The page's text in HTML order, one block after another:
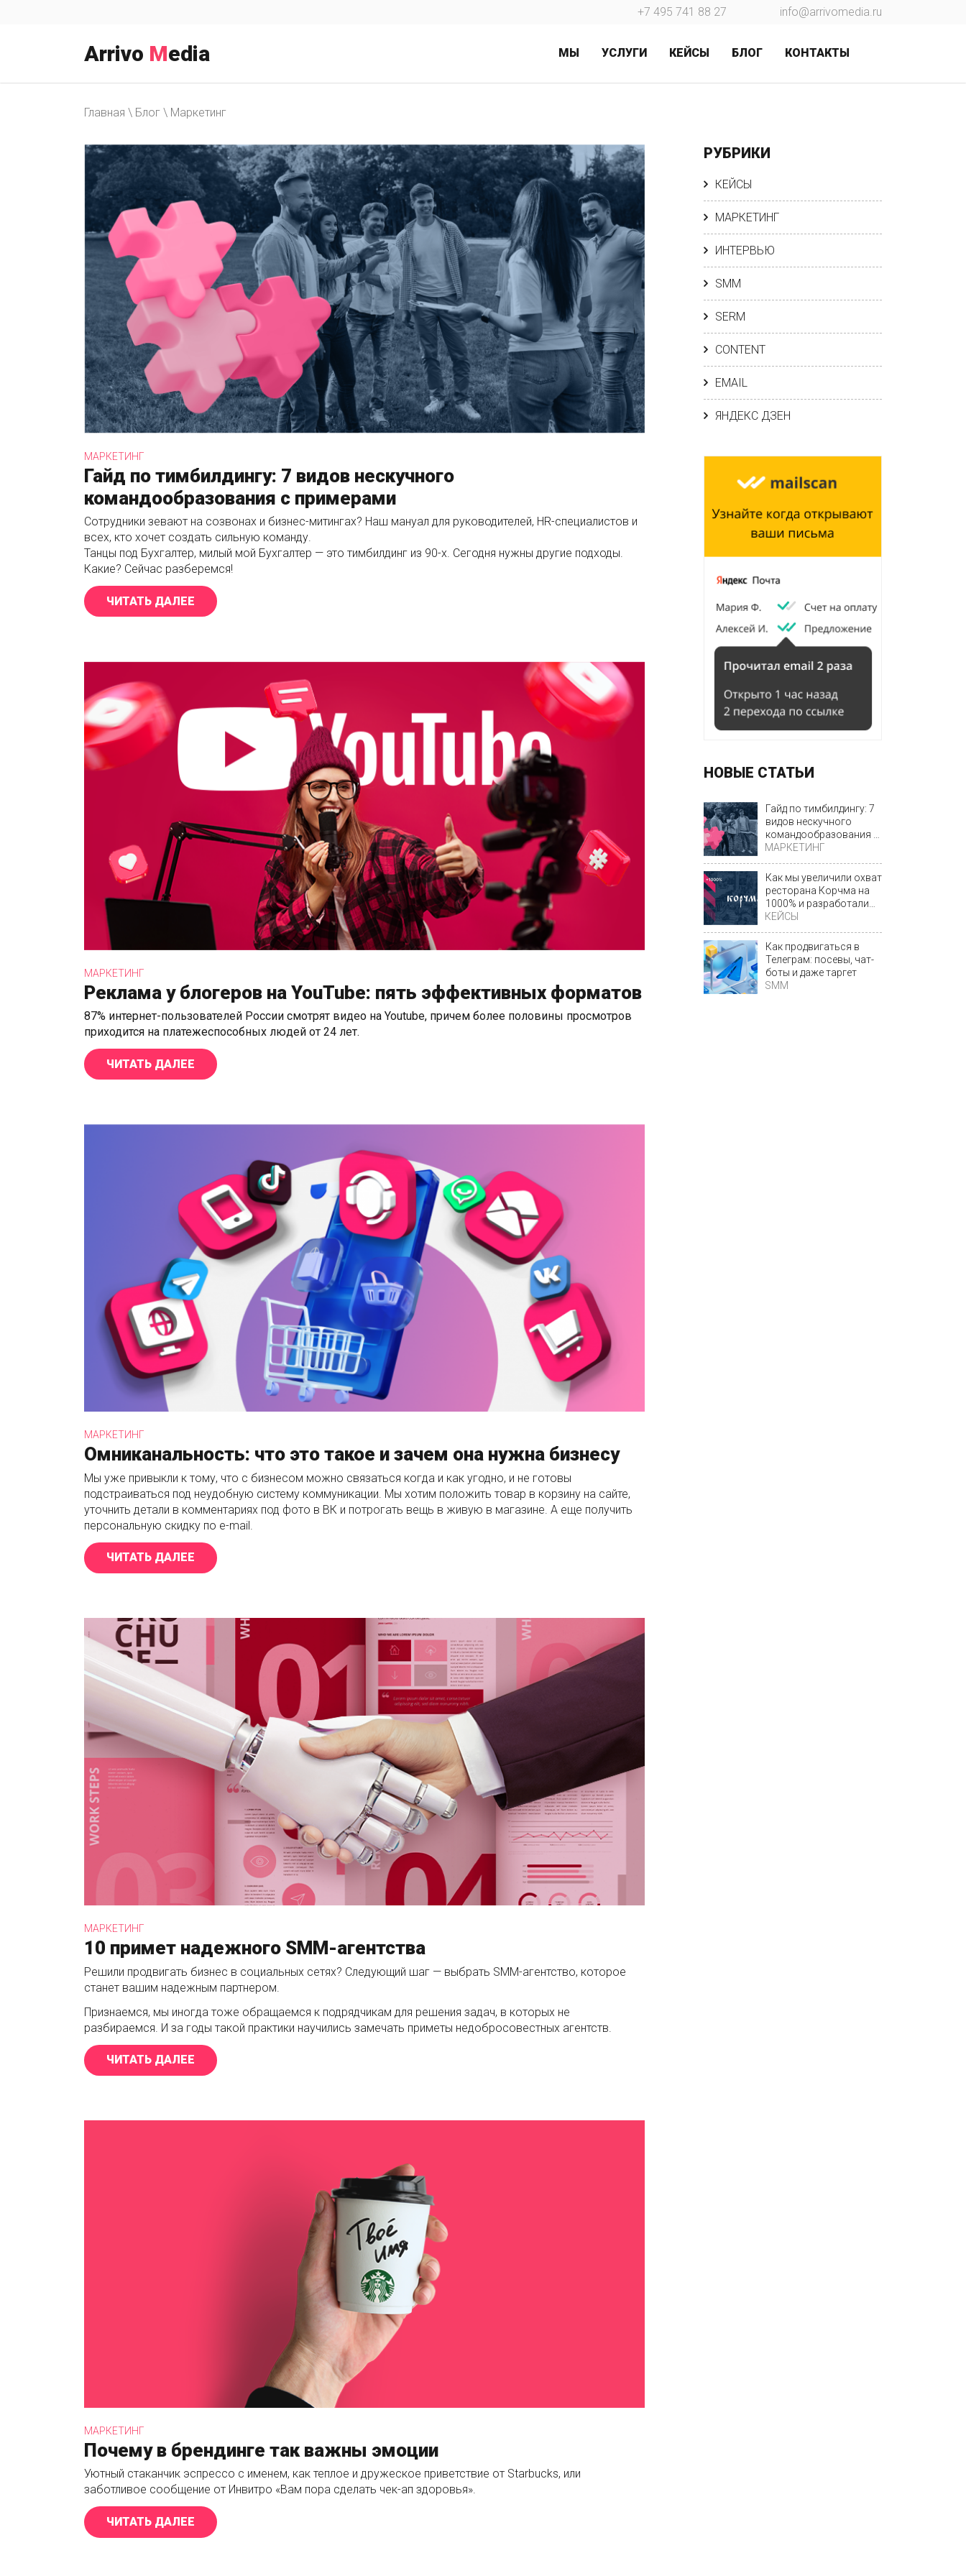
+7 495 741 88 27 info@arrivomedia.ru
Arrivo Media МЫ УСЛУГИ КЕЙСЫ БЛОГ КОНТАКТЫ
Главная \ Блог \ Маркетинг
МАРКЕТИНГ
Гайд по тимбилдингу: 7 видов нескучного
командообразования с примерами
Сотрудники зевают на созвонах и бизнес-митингах? Наш мануал для руководителей, HR-специалистов и
всех, кто хочет создать сильную команду.
Танцы под Бухгалтер, милый мой Бухгалтер — это тимбилдинг из 90-х. Сегодня нужны другие подходы.
Какие? Сейчас разберемся!
ЧИТАТЬ ДАЛЕЕ «ГАЙД ПО ТИМБИЛДИНГУ: 7 ВИДОВ НЕСКУЧНОГО КОМАНДООБРАЗОВАНИЯ С ПРИМЕРАМИ»
МАРКЕТИНГ
Реклама у блогеров на YouTube: пять эффективных форматов
87% интернет-пользователей России смотрят видео на Youtube, причем более половины просмотров
приходится на платежеспособных людей от 24 лет.
ЧИТАТЬ ДАЛЕЕ «РЕКЛАМА У БЛОГЕРОВ НА YOUTUBE: ПЯТЬ ЭФФЕКТИВНЫХ ФОРМАТОВ»
МАРКЕТИНГ
Омниканальность: что это такое и зачем она нужна бизнесу
Мы уже привыкли к тому, что с бизнесом можно связаться когда и как угодно, и не готовы
подстраиваться под неудобную систему коммуникации. Мы хотим положить товар в корзину на сайте,
уточнить детали в комментариях под фото в ВК и потрогать вещь в живую в магазине. А еще получить
персональную скидку по e-mail.
ЧИТАТЬ ДАЛЕЕ «ОМНИКАНАЛЬНОСТЬ: ЧТО ЭТО ТАКОЕ И ЗАЧЕМ ОНА НУЖНА БИЗНЕСУ»
МАРКЕТИНГ
10 примет надежного SMM-агентства
Решили продвигать бизнес в социальных сетях? Следующий шаг — выбрать SMM-агентство, которое
станет вашим надежным партнером.
Признаемся, мы иногда тоже обращаемся к подрядчикам для решения задач, в которых не
разбираемся. И за годы такой практики научились замечать приметы недобросовестных агентств.
ЧИТАТЬ ДАЛЕЕ «10 ПРИМЕТ НАДЕЖНОГО SMM-АГЕНТСТВА»
МАРКЕТИНГ
Почему в брендинге так важны эмоции
Уютный стаканчик эспрессо с именем, как теплое и дружеское приветствие от Starbucks, или
заботливое сообщение от Инвитро «Вам пора сделать чек-ап здоровья».
ЧИТАТЬ ДАЛЕЕ «ПОЧЕМУ В БРЕНДИНГЕ ТАК ВАЖНЫ ЭМОЦИИ»
РУБРИКИ
КЕЙСЫ
МАРКЕТИНГ
ИНТЕРВЬЮ
SMM
SERM
CONTENT
EMAIL
ЯНДЕКС ДЗЕН
НОВЫЕ СТАТЬИ
Гайд по тимбилдингу: 7
видов нескучного
командообразования с
примерами
МАРКЕТИНГ
Как мы увеличили охват
ресторана Корчма на
1000% и разработали
уникальный фирменный
КЕЙСЫ
Как продвигаться в
Телеграм: посевы, чат-
боты и даже таргет
SMM